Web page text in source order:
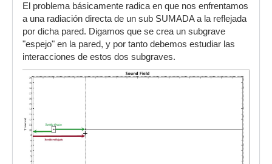
El problema básicamente radica en que nos enfrentamos
a una radiación directa de un sub SUMADA a la reflejada
por dicha pared. Digamos que se crea un subgrave
"espejo" en la pared, y por tanto debemos estudiar las
interacciones de estos dos subgraves.